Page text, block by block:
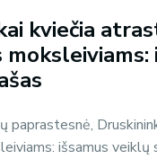
kviečia
moksleiviams:
paprastesnė,
išsamus veiklų